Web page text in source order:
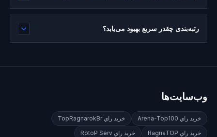
رتبه‌بندی چقدر سریع بهبود می‌یابد؟
وب‌سایت‌ها
خريد راي Arena-Top100 خريد راي TopRagnarokBr
خريد راي RagnaTOP خريد راي RotoP Serv